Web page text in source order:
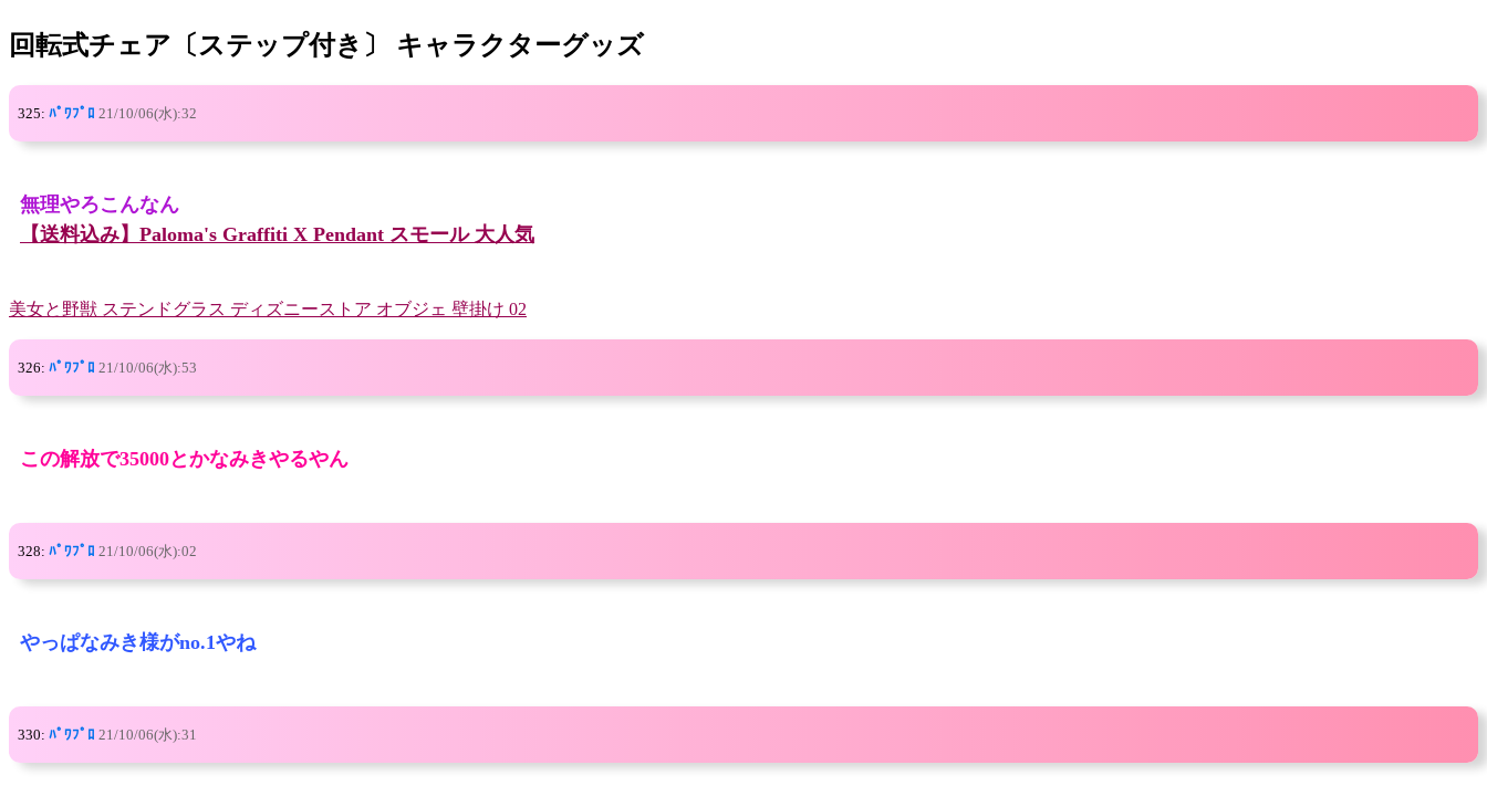
回転式チェア〔ステップ付き〕 キャラクターグッズ
325: ﾊﾟﾜﾌﾟﾛ 21/10/06(水):32
無理やろこんなん
【送料込み】Paloma's Graffiti X Pendant スモール 大人気
美女と野獣 ステンドグラス ディズニーストア オブジェ 壁掛け 02
326: ﾊﾟﾜﾌﾟﾛ 21/10/06(水):53
この解放で35000とかなみきやるやん
328: ﾊﾟﾜﾌﾟﾛ 21/10/06(水):02
やっぱなみき様がno.1やね
330: ﾊﾟﾜﾌﾟﾛ 21/10/06(水):31